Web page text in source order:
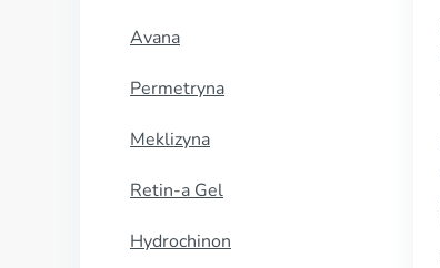
Avana
Permetryna
Meklizyna
Retin-a Gel
Hydrochinon